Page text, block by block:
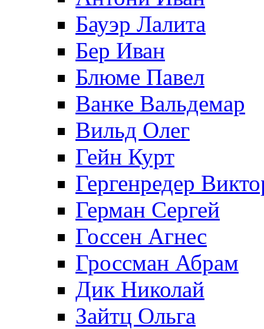
Бауэр Лалита
Бер Иван
Блюме Павел
Ванке Вальдемар
Вильд Олег
Гейн Курт
Гергенредер
Герман Сергей
Госсен Агнес
Гроссман Абрам
Дик Николай
Зайтц Ольга